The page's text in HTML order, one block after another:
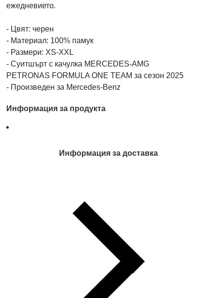
ежедневието.
- Цвят: черен
- Материал: 100% памук
- Размери: XS-XXL
- Суитшърт с качулка MERCEDES-AMG
PETRONAS FORMULA ONE TEAM за сезон 2025
- Произведен за Mercedes-Benz
Информация за продукта
Информация за доставка